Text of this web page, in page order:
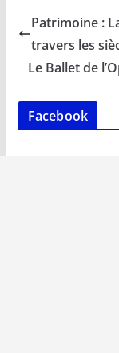
b
o
o
k
l
Patrimoine :
travers les
Le Ballet de
Facebook